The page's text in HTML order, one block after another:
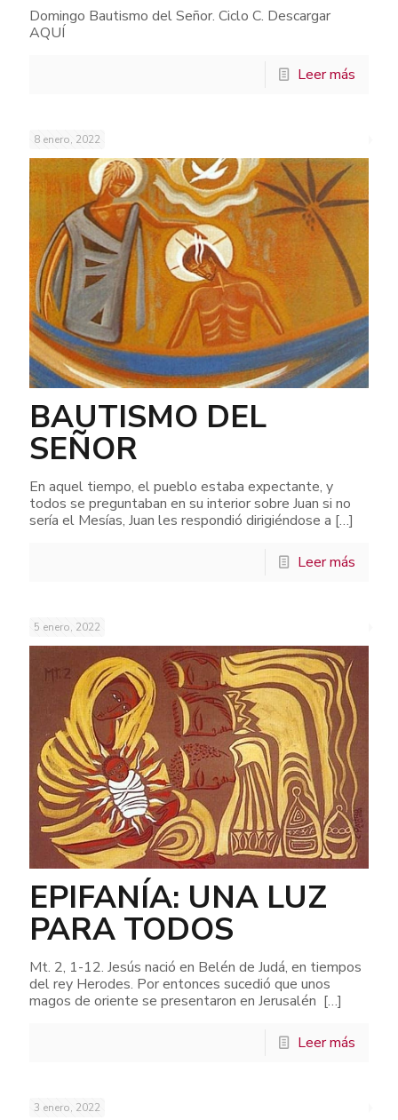
Domingo Bautismo del Señor. Ciclo C. Descargar
AQUÍ
Leer más
8 enero, 2022
BAUTISMO DEL
SEÑOR
En aquel tiempo, el pueblo estaba expectante, y
todos se preguntaban en su interior sobre Juan si no
sería el Mesías, Juan les respondió dirigiéndose a […]
Leer más
5 enero, 2022
EPIFANÍA: UNA LUZ
PARA TODOS
Mt. 2, 1-12. Jesús nació en Belén de Judá, en tiempos
del rey Herodes. Por entonces sucedió que unos
magos de oriente se presentaron en Jerusalén […]
Leer más
3 enero, 2022